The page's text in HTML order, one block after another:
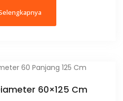
60×125 Cm